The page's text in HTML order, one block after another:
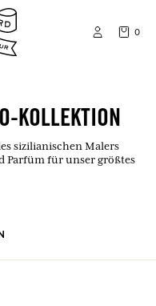
0
KOLLEKTION
sizilianischen Malers
Parfüm für unser größtes